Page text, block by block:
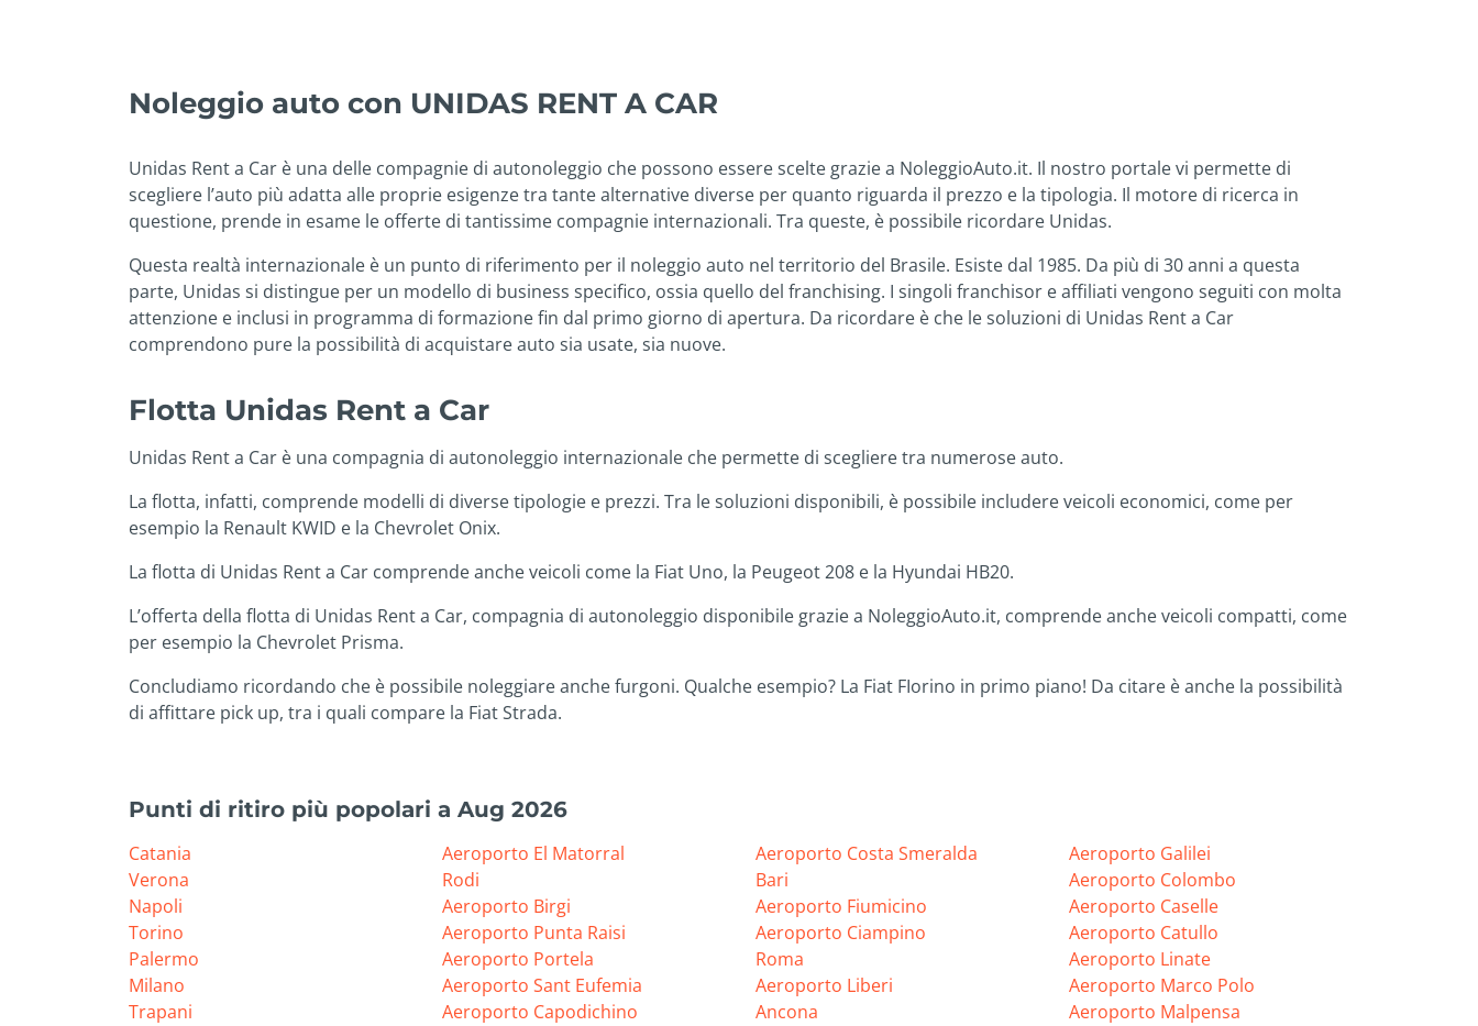
Noleggio auto con UNIDAS RENT A CAR
Unidas Rent a Car è una delle compagnie di autonoleggio che possono essere scelte grazie a NoleggioAuto.it. Il nostro portale vi permette di
scegliere l’auto più adatta alle proprie esigenze tra tante alternative diverse per quanto riguarda il prezzo e la tipologia. Il motore di ricerca in
questione, prende in esame le offerte di tantissime compagnie internazionali. Tra queste, è possibile ricordare Unidas.
Questa realtà internazionale è un punto di riferimento per il noleggio auto nel territorio del Brasile. Esiste dal 1985. Da più di 30 anni a questa
parte, Unidas si distingue per un modello di business specifico, ossia quello del franchising. I singoli franchisor e affiliati vengono seguiti con molta
attenzione e inclusi in programma di formazione fin dal primo giorno di apertura. Da ricordare è che le soluzioni di Unidas Rent a Car
comprendono pure la possibilità di acquistare auto sia usate, sia nuove.
Flotta Unidas Rent a Car
Unidas Rent a Car è una compagnia di autonoleggio internazionale che permette di scegliere tra numerose auto.
La flotta, infatti, comprende modelli di diverse tipologie e prezzi. Tra le soluzioni disponibili, è possibile includere veicoli economici, come per
esempio la Renault KWID e la Chevrolet Onix.
La flotta di Unidas Rent a Car comprende anche veicoli come la Fiat Uno, la Peugeot 208 e la Hyundai HB20.
L’offerta della flotta di Unidas Rent a Car, compagnia di autonoleggio disponibile grazie a NoleggioAuto.it, comprende anche veicoli compatti, come
per esempio la Chevrolet Prisma.
Concludiamo ricordando che è possibile noleggiare anche furgoni. Qualche esempio? La Fiat FIorino in primo piano! Da citare è anche la possibilità
di affittare pick up, tra i quali compare la Fiat Strada.
Punti di ritiro più popolari a Aug 2026
Catania
Verona
Napoli
Torino
Palermo
Milano
Trapani
Aeroporto El Matorral
Rodi
Aeroporto Birgi
Aeroporto Punta Raisi
Aeroporto Portela
Aeroporto Sant Eufemia
Aeroporto Capodichino
Aeroporto Costa Smeralda
Bari
Aeroporto Fiumicino
Aeroporto Ciampino
Roma
Aeroporto Liberi
Ancona
Aeroporto Galilei
Aeroporto Colombo
Aeroporto Caselle
Aeroporto Catullo
Aeroporto Linate
Aeroporto Marco Polo
Aeroporto Malpensa